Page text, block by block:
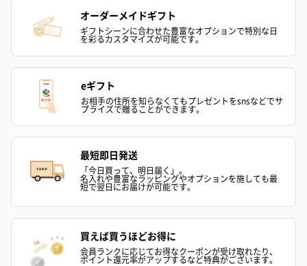
オーダーメイドギフト
ギフトシーンに合わせた豊富なオプションで特別な日
を彩るカスタマイズが可能です。
eギフト
お相手の住所を知らなくてもプレゼントをsnsなどでサ
プライズで贈ることができます。
最短即日発送
「今日買って、明日届く」。
名入れや豊富なラッピングやオプションを施しても最
短で翌日にお届けが可能です。
買えば買うほどお得に
会員ランクに応じてお得なクーポンが受け取れたり、
ポイント還元率がアップするなど特典がございます。